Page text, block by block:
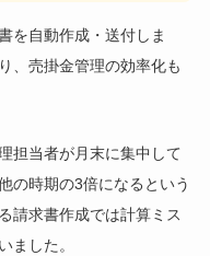
を自動作成・送付しま
、売掛金管理の効率化も
担当者が月末に集中して
の時期の3倍になるという
請求書作成では計算ミス
ました。